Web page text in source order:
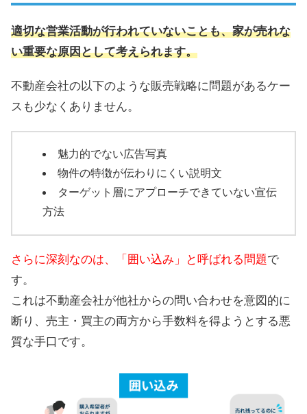
適切な営業活動が行われていないことも、家が売れな
い重要な原因として考えられます。
不動産会社の以下のような販売戦略に問題があるケー
スも少なくありません。
魅力的でない広告写真
物件の特徴が伝わりにくい説明文
ターゲット層にアプローチできていない宣伝
方法
さらに深刻なのは、「囲い込み」と呼ばれる問題で
す。
これは不動産会社が他社からの問い合わせを意図的に
断り、売主・買主の両方から手数料を得ようとする悪
質な手口です。